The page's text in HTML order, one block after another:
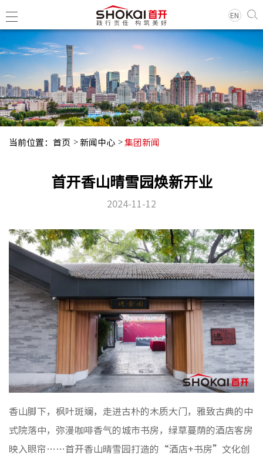
EN
集团简
领导团
历史沿
集团新
基层动
媒体聚
非经资
城市更
房地产
物业管
建筑工
境外业
投资与
当前位置： 首页 新闻中心 集团新闻
首开香山晴雪园焕新开业
2024-11-12
香山脚下，枫叶斑斓，走进古朴的木质大门，雅致古典的中
式院落中，弥漫咖啡香气的城市书房，绿草蔓荫的酒店客房
映入眼帘……首开香山晴雪园打造的“酒店+书房”文化创